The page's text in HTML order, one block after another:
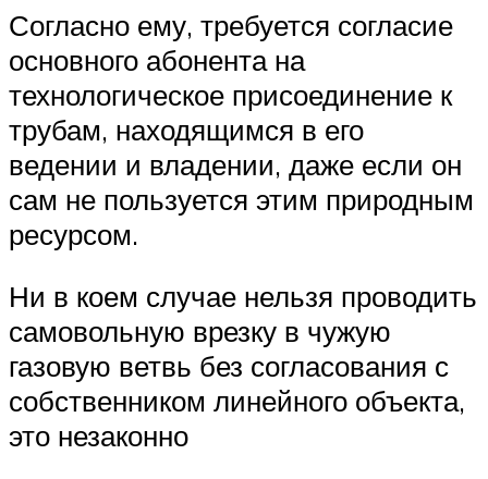
Согласно ему, требуется согласие
основного абонента на
технологическое присоединение к
трубам, находящимся в его
ведении и владении, даже если он
сам не пользуется этим природным
ресурсом.
Ни в коем случае нельзя проводить
самовольную врезку в чужую
газовую ветвь без согласования с
собственником линейного объекта,
это незаконно